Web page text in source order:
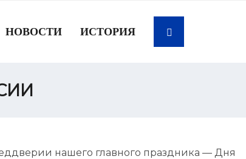
НОВОСТИ ИСТОРИЯ
нашего главного праздника — Дня